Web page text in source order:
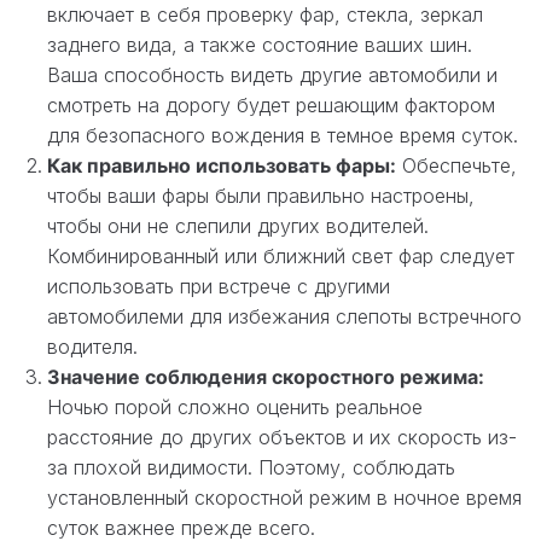
включает в себя проверку фар, стекла, зеркал
заднего вида, а также состояние ваших шин.
Ваша способность видеть другие автомобили и
смотреть на дорогу будет решающим фактором
для безопасного вождения в темное время суток.
Как правильно использовать фары: Обеспечьте,
чтобы ваши фары были правильно настроены,
чтобы они не слепили других водителей.
Комбинированный или ближний свет фар следует
использовать при встрече с другими
автомобилеми для избежания слепоты встречного
водителя.
Значение соблюдения скоростного режима:
Ночью порой сложно оценить реальное
расстояние до других объектов и их скорость из-
за плохой видимости. Поэтому, соблюдать
установленный скоростной режим в ночное время
суток важнее прежде всего.